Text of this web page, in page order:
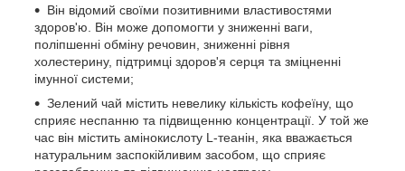
Він відомий своїми позитивними властивостями
здоров'ю. Він може допомогти у зниженні ваги,
поліпшенні обміну речовин, зниженні рівня
холестерину, підтримці здоров'я серця та зміцненні
імунної системи;
Зелений чай містить невелику кількість кофеїну, що
сприяє неспанню та підвищенню концентрації. У той же
час він містить амінокислоту L-теанін, яка вважається
натуральним заспокійливим засобом, що сприяє